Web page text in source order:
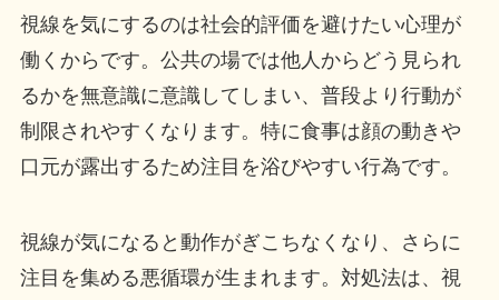
視線を気にするのは社会的評価を避けたい心理が
働くからです。公共の場では他人からどう見られ
るかを無意識に意識してしまい、普段より行動が
制限されやすくなります。特に食事は顔の動きや
口元が露出するため注目を浴びやすい行為です。
視線が気になると動作がぎこちなくなり、さらに
注目を集める悪循環が生まれます。対処法は、視